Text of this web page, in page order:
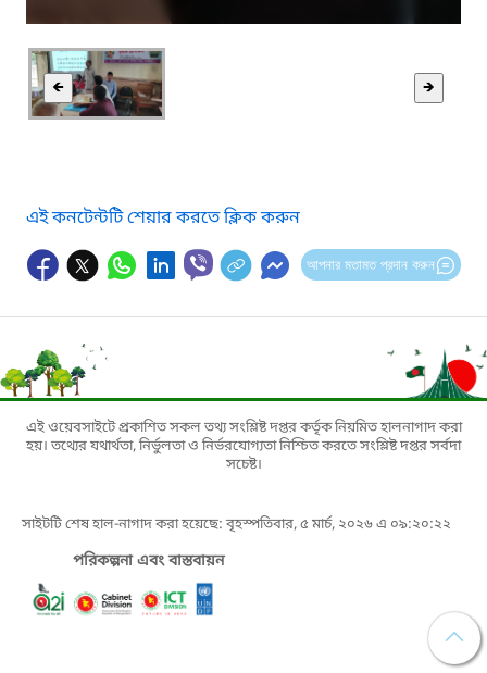
🡸 🡺
এই কনটেন্টটি শেয়ার করতে ক্লিক করুন
আপনার মতামত প্রদান করুন
এই ওয়েবসাইটে প্রকাশিত সকল তথ্য সংশ্লিষ্ট দপ্তর কর্তৃক নিয়মিত হালনাগাদ করা
হয়। তথ্যের যথার্থতা, নির্ভুলতা ও নির্ভরযোগ্যতা নিশ্চিত করতে সংশ্লিষ্ট দপ্তর সর্বদা
সচেষ্ট।
সাইটটি শেষ হাল-নাগাদ করা হয়েছে: বৃহস্পতিবার, ৫ মার্চ, ২০২৬ এ ০৯:২০:২২
পরিকল্পনা এবং বাস্তবায়ন